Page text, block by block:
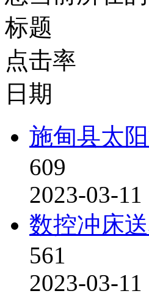
标题
点击率
日期
施甸县太
609
2023-03-11
数控冲床
561
2023-03-11